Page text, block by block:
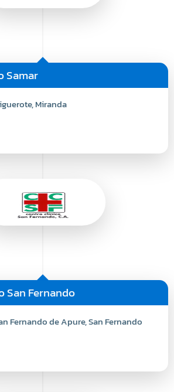
Samar
Miranda
San Fernando
Fernando de Apure, San Fernando